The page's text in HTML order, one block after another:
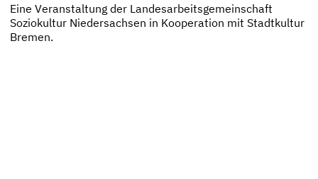
Eine Veranstaltung der Landesarbeitsgemeinschaft
Soziokultur Niedersachsen in Kooperation mit Stadtkultur
Bremen.